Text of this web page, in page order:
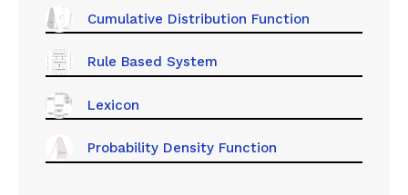
Cumulative Distribution Function
Rule Based System
Lexicon
Probability Density Function